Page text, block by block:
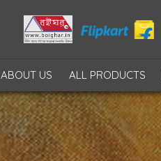
ABOUT US ALL PRODUCTS